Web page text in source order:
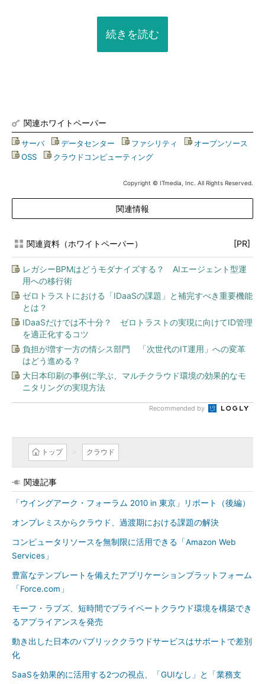
続きを読む
関連ホワイトペーパー
サーバ| データセンター ファシリティ オープンソース
OSS
クラウドコンピューティング
Copyright © ITmedia, Inc. All Rights Reserved.
関連情報
関連資料（ホワイトペーパー） [PR]
レガシーBPMはどうモダナイズする？ AIエージェント型運
用への移行術
ゼロトラストにおける「IDaaSの課題」と補完すべき重要機能
とは？
IDaaSだけでは不十分？ ゼロトラストの実現に向けてID管理
を適正化するコツ
負担が増す一方の情シス部門 「次世代のIT運用」への変革
はどう進める？
大日本印刷の事例に学ぶ、マルチクラウド環境の効果的なモ
ニタリングの実現方法
Recommended by
トップ クラウド
関連記事
「ウイングアーク・フォーラム 2010 in 東京」リポート（後編）
オンプレミスからクラウド、過渡期における課題の解決
コンピュータリソースを無制限に活用できる「Amazon Web
Services」
豊富なテンプレートを備えたアプリケーションプラットフォーム
「Force.com」
モーフ・ラブズ、短時間でプライベートクラウド環境を構築でき
るアプライアンスを発売
動き出した日本のパブリッククラウドサービスはサポートで差別
化
SaaSを効果的に活用する2つの視点、「GUIなし」と「業務支